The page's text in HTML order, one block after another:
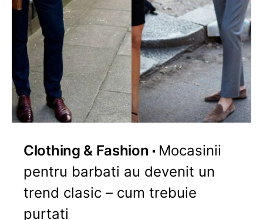
Clothing & Fashion
Mocasinii
pentru barbati au devenit un
trend clasic – cum trebuie
purtati